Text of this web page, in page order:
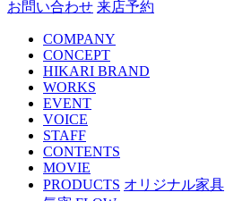
お問い合わせ 来店予約
COMPANY
CONCEPT
HIKARI BRAND
WORKS
EVENT
VOICE
STAFF
CONTENTS
MOVIE
PRODUCTS オリジナル家具